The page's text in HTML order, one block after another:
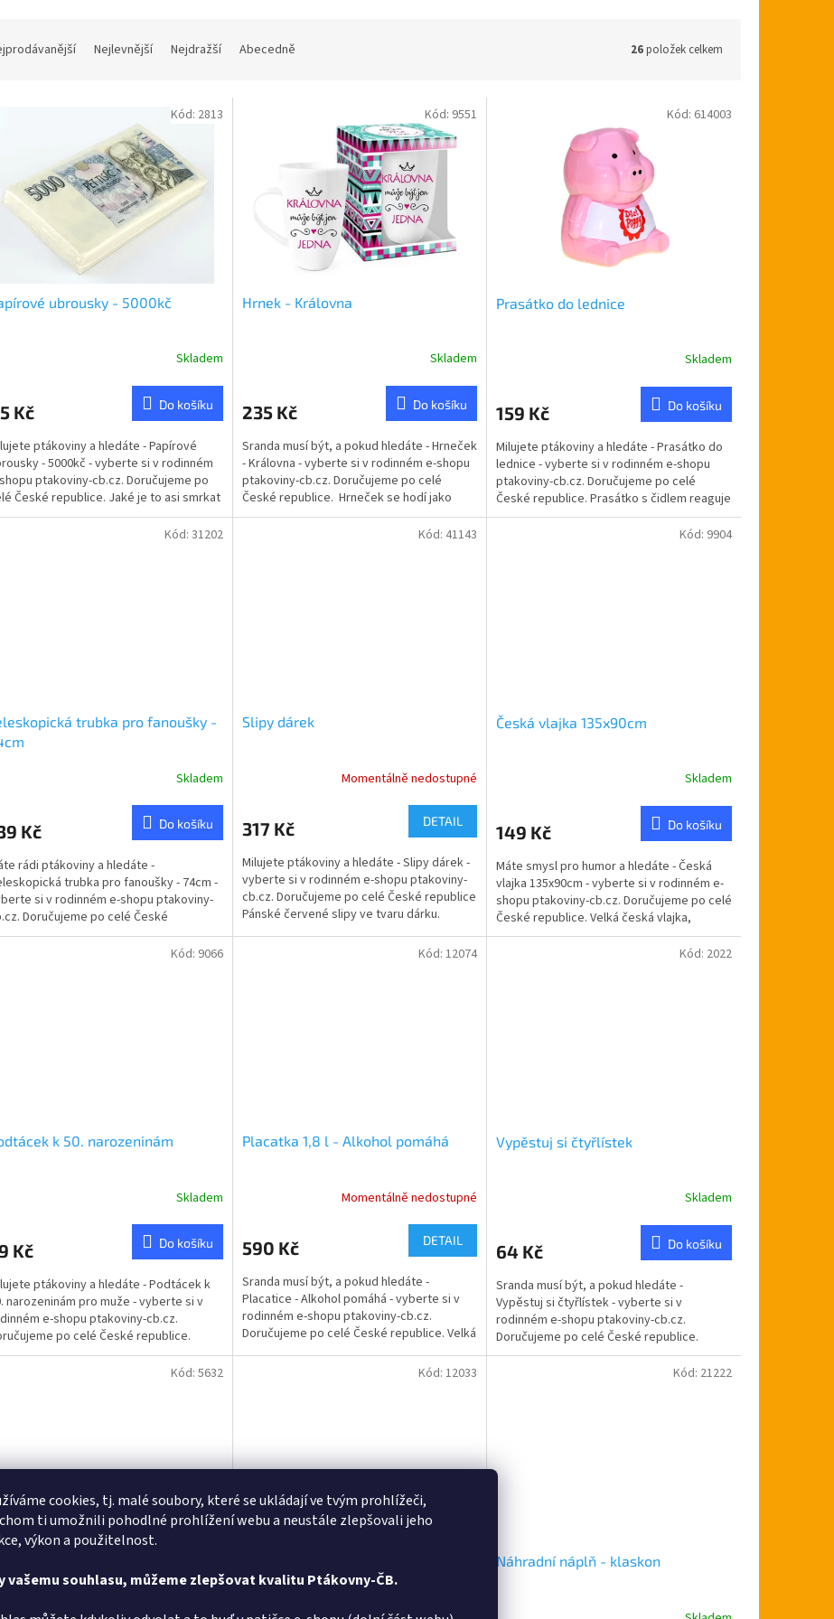
cookies, tj. malé soubory, které se ukládají ve tvým prohlížeči,
ti umožnili pohodlné prohlížení webu a neustále zlepšovali jeho
výkon a použitelnost.
vašemu souhlasu, můžeme zlepšovat kvalitu Ptákovny-ČB.
Nejlevnější Nejdražší Abecedně 26položek celkem
ubrousky - 5000kč
Skladem
Kč Do košíku
ptákoviny a hledáte - Papírové
- 5000kč - vyberte si v rodinném
ptakoviny-cb.cz. Doručujeme po
České republice. Jaké je to asi smrkat
takhle...
Kód: 2813
Hrnek - Královna
je
z
5
hvězdiček.
Skladem
235 Kč Do košíku
Sranda musí být, a pokud hledáte - Hrneček
- Královna - vyberte si v rodinném e-shopu
ptakoviny-cb.cz. Doručujeme po celé
České republice. Hrneček se hodí jako
dárek na...
Kód: 9551
Prasátko do lednice
je
z
5
hvězdiček.
Skladem
159 Kč Do košíku
Milujete ptákoviny a hledáte - Prasátko do
lednice - vyberte si v rodinném e-shopu
ptakoviny-cb.cz. Doručujeme po celé
České republice. Prasátko s čidlem reaguje
na světlo...
Kód: 614003
trubka pro fanoušky -
Skladem
Kč Do košíku
rádi ptákoviny a hledáte -
trubka pro fanoušky - 74cm -
si v rodinném e-shopu ptakoviny-
Doručujeme po celé České
Trubka na...
Kód: 31202
Slipy dárek
Momentálně nedostupné
317 Kč DETAIL
Milujete ptákoviny a hledáte - Slipy dárek -
vyberte si v rodinném e-shopu ptakoviny-
cb.cz. Doručujeme po celé České republice
Pánské červené slipy ve tvaru dárku.
Materiál...
Kód: 41143
Česká vlajka 135x90cm
je
z
5
hvězdiček.
Skladem
149 Kč Do košíku
Máte smysl pro humor a hledáte - Česká
vlajka 135x90cm - vyberte si v rodinném e-
shopu ptakoviny-cb.cz. Doručujeme po celé
České republice. Velká česká vlajka,
vyrobena z...
Kód: 9904
k 50. narozeninám
Skladem
Kč Do košíku
ptákoviny a hledáte - Podtácek k
narozeninám pro muže - vyberte si v
e-shopu ptakoviny-cb.cz.
po celé České republice.
Kód: 9066
Placatka 1,8 l - Alkohol pomáhá
je
z
5
hvězdiček.
Momentálně nedostupné
590 Kč DETAIL
Sranda musí být, a pokud hledáte -
Placatice - Alkohol pomáhá - vyberte si v
rodinném e-shopu ptakoviny-cb.cz.
Doručujeme po celé České republice. Velká
placatka na alkohol 1,8...
Kód: 12074
Vypěstuj si čtyřlístek
je
z
5
hvězdiček.
Skladem
64 Kč Do košíku
Sranda musí být, a pokud hledáte -
Vypěstuj si čtyřlístek - vyberte si v
rodinném e-shopu ptakoviny-cb.cz.
Doručujeme po celé České republice.
Štěstí stále nepřichází? Běžte...
Kód: 2022
Kód: 5632 Kód: 12033
Náhradní náplň - klaskon
Kód: 21222